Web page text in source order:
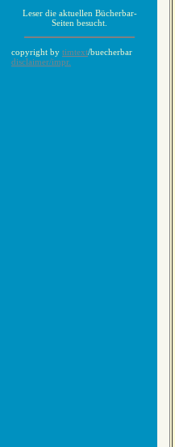
Leser die aktuellen Bücherbar-
Seiten besucht.
copyright by timtext/buecherbar
disclaimer/impr.